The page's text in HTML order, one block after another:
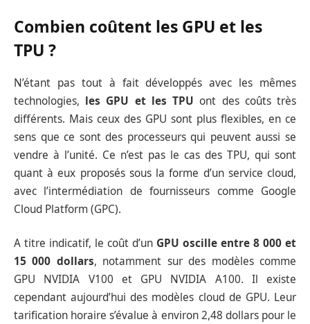
Combien coûtent les GPU et les
TPU ?
N’étant pas tout à fait développés avec les mêmes
technologies, les GPU et les TPU ont des coûts très
différents. Mais ceux des GPU sont plus flexibles, en ce
sens que ce sont des processeurs qui peuvent aussi se
vendre à l’unité. Ce n’est pas le cas des TPU, qui sont
quant à eux proposés sous la forme d’un service cloud,
avec l’intermédiation de fournisseurs comme Google
Cloud Platform (GPC).
A titre indicatif, le coût d’un GPU oscille entre 8 000 et
15 000 dollars, notamment sur des modèles comme
GPU NVIDIA V100 et GPU NVIDIA A100. Il existe
cependant aujourd’hui des modèles cloud de GPU. Leur
tarification horaire s’évalue à environ 2,48 dollars pour le